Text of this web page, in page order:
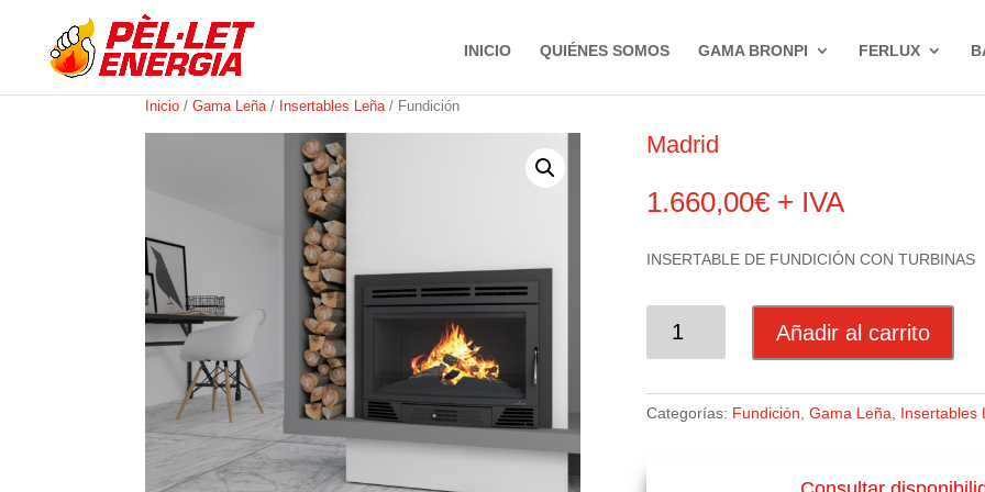
INICIO QUIÉNES SOMOS GAMA BRONPI FERLUX
Inicio / Gama Leña/ Insertables Leña/ Fundición
Madrid
1.660,00€ + IVA
INSERTABLE DE FUNDICIÓN CON TURBINAS
CANTIDAD
Añadir al carrito
Categorías: Fundición Gama Leña Insertables